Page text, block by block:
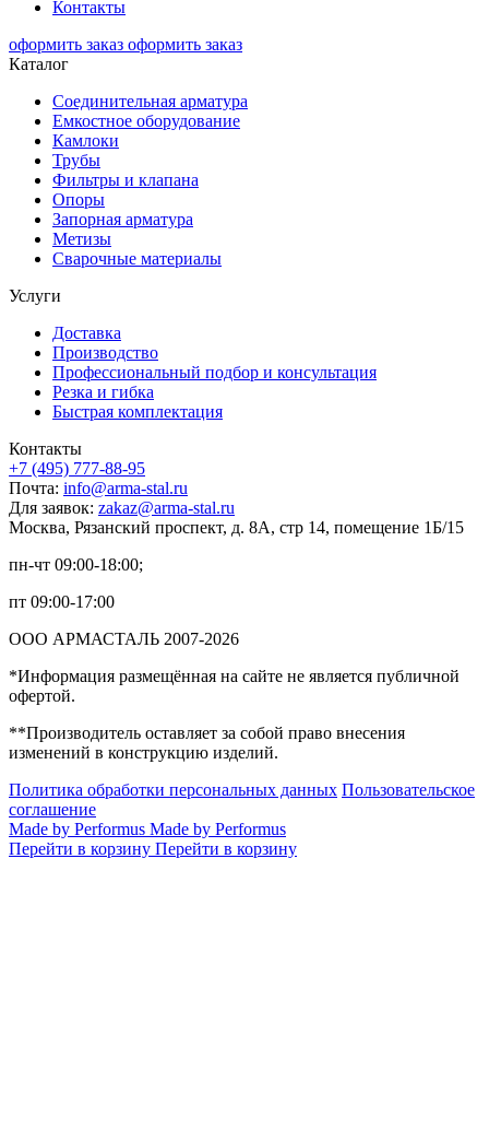
Контакты
оформить заказ оформить заказ
Каталог
Соединительная арматура
Емкостное оборудование
Камлоки
Трубы
Фильтры и клапана
Опоры
Запорная арматура
Метизы
Сварочные материалы
Услуги
Доставка
Производство
Профессиональный подбор и консультация
Резка и гибка
Быстрая комплектация
Контакты
+7 (495) 777-88-95
Почта: info@arma-stal.ru
Для заявок: zakaz@arma-stal.ru
Москва, Рязанский проспект, д. 8А, стр 14, помещение 1Б/15
пн-чт 09:00-18:00;
пт 09:00-17:00
ООО АРМАСТАЛЬ 2007-2026
*Информация размещённая на сайте не является публичной
офертой.
**Производитель оставляет за собой право внесения
изменений в конструкцию изделий.
Политика обработки персональных данных Пользовательское
соглашение
Made by Performus Made by Performus
Перейти в корзину Перейти в корзину